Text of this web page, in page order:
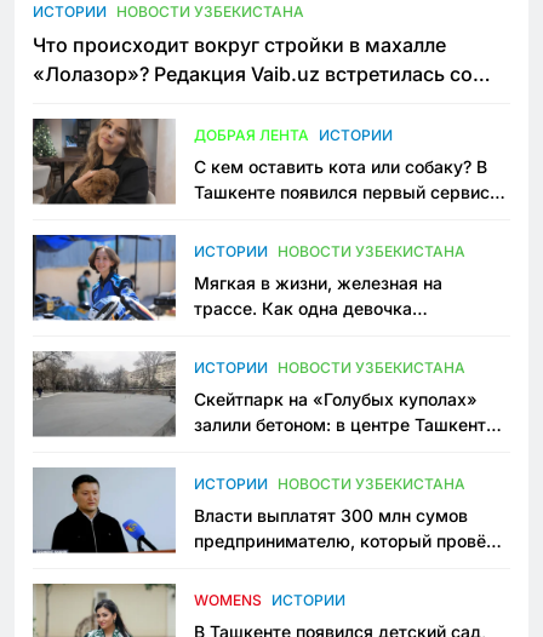
ИСТОРИИ НОВОСТИ УЗБЕКИСТАНА
Что происходит вокруг стройки в махалле
«Лолазор»? Редакция Vaib.uz встретилась со
ДОБРАЯ ЛЕНТА ИСТОРИИ
С кем оставить кота или собаку? В
Ташкенте появился первый сервис
ИСТОРИИ НОВОСТИ УЗБЕКИСТАНА
Мягкая в жизни, железная на
трассе. Как одна девочка
Узбекистане
ИСТОРИИ НОВОСТИ УЗБЕКИСТАНА
Скейтпарк на «Голубых куполах»
залили бетоном: в центре Ташкента
пространство
ИСТОРИИ НОВОСТИ УЗБЕКИСТАНА
Власти выплатят 300 млн сумов
предпринимателю, который провёл
приговору
WOMENS ИСТОРИИ
В Ташкенте появился детский сад,